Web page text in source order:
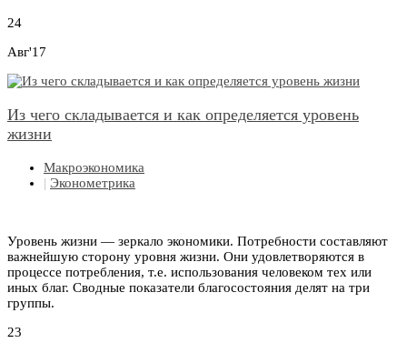
24
Авг'17
Из чего складывается и как определяется уровень
жизни
Макроэкономика
| Эконометрика
Уровень жизни — зеркало экономики. Потребности составляют
важнейшую сторону уровня жизни. Они удовлетворяются в
процессе потребления, т.е. использования человеком тех или
иных благ. Сводные показатели благосостояния делят на три
группы.
23